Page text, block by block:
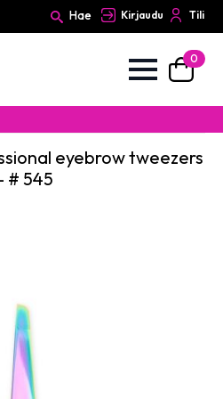
Hae Kirjaudu Tili
0
eyebrow tweezers
# 545